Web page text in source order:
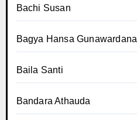
Bachi Susan
Bagya Hansa Gunawardana
Baila Santi
Bandara Athauda